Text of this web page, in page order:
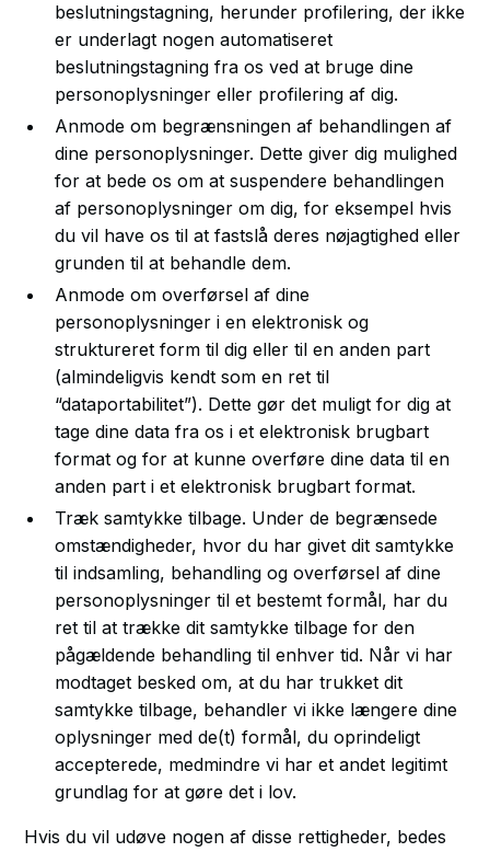
beslutningstagning, herunder profilering, der ikke
er underlagt nogen automatiseret
beslutningstagning fra os ved at bruge dine
personoplysninger eller profilering af dig.
Anmode om begrænsningen af behandlingen af
dine personoplysninger. Dette giver dig mulighed
for at bede os om at suspendere behandlingen
af personoplysninger om dig, for eksempel hvis
du vil have os til at fastslå deres nøjagtighed eller
grunden til at behandle dem.
Anmode om overførsel af dine
personoplysninger i en elektronisk og
struktureret form til dig eller til en anden part
(almindeligvis kendt som en ret til
“dataportabilitet”). Dette gør det muligt for dig at
tage dine data fra os i et elektronisk brugbart
format og for at kunne overføre dine data til en
anden part i et elektronisk brugbart format.
Træk samtykke tilbage. Under de begrænsede
omstændigheder, hvor du har givet dit samtykke
til indsamling, behandling og overførsel af dine
personoplysninger til et bestemt formål, har du
ret til at trække dit samtykke tilbage for den
pågældende behandling til enhver tid. Når vi har
modtaget besked om, at du har trukket dit
samtykke tilbage, behandler vi ikke længere dine
oplysninger med de(t) formål, du oprindeligt
accepterede, medmindre vi har et andet legitimt
grundlag for at gøre det i lov.
Hvis du vil udøve nogen af disse rettigheder, bedes